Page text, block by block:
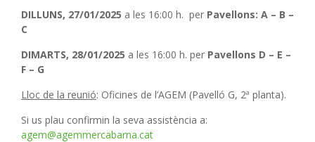
DILLUNS, 27/01/2025 a les 16:00 h. per Pavellons: A – B –
C
DIMARTS, 28/01/2025 a les 16:00 h. per Pavellons D – E –
F – G
Lloc de la reunió: Oficines de l’AGEM (Pavelló G, 2ª planta).
Si us plau confirmin la seva assistència a:
agem@agemmercabarna.cat